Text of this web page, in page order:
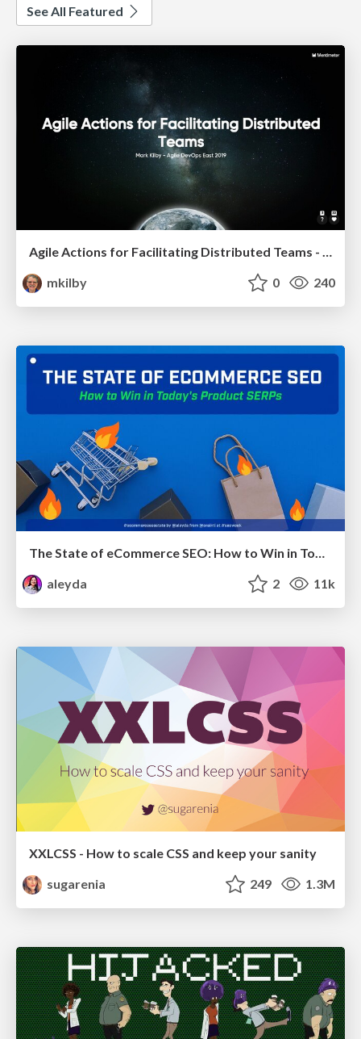
See All Featured
Agile Actions for Facilitating Distributed Teams - ADO2019
mkilby
0 240
The State of eCommerce SEO: How to Win in Today's Products SERPs - #SEOweek
aleyda
2 11k
XXLCSS - How to scale CSS and keep your sanity
sugarenia
249 1.3M